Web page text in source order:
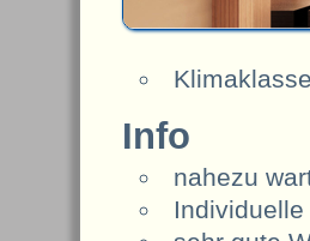
Info
nahezu